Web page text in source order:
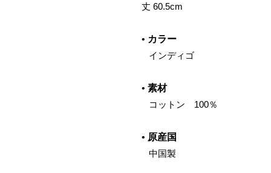
丈 60.5cm
• カラー
‌ インディゴ
• 素材
‌ コットン 100％
• 原産国
‌ 中国製